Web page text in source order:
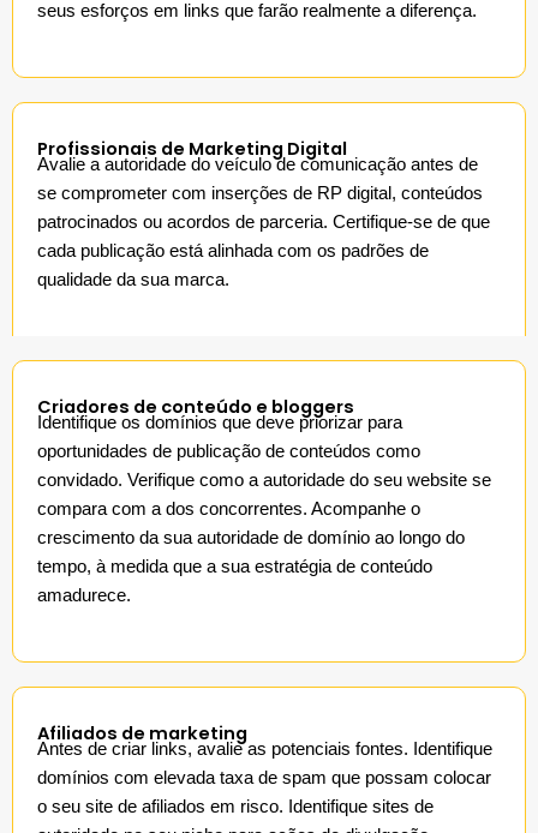
seus esforços em links que farão realmente a diferença.
Profissionais de Marketing Digital
Avalie a autoridade do veículo de comunicação antes de
se comprometer com inserções de RP digital, conteúdos
patrocinados ou acordos de parceria. Certifique-se de que
cada publicação está alinhada com os padrões de
qualidade da sua marca.
Criadores de conteúdo e bloggers
Identifique os domínios que deve priorizar para
oportunidades de publicação de conteúdos como
convidado. Verifique como a autoridade do seu website se
compara com a dos concorrentes. Acompanhe o
crescimento da sua autoridade de domínio ao longo do
tempo, à medida que a sua estratégia de conteúdo
amadurece.
Afiliados de marketing
Antes de criar links, avalie as potenciais fontes. Identifique
domínios com elevada taxa de spam que possam colocar
o seu site de afiliados em risco. Identifique sites de